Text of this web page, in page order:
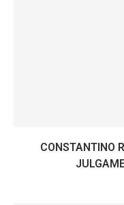
CONSTANTINO